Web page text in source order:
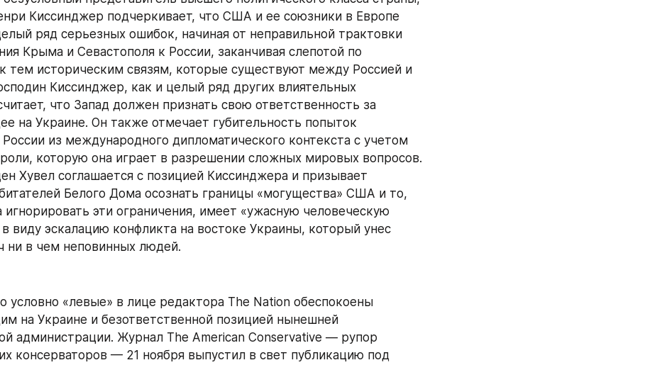
Киссинджер подчеркивает, что США и ее союзники в Европе
ряд серьезных ошибок, начиная от неправильной трактовки
Крыма и Севастополя к России, заканчивая слепотой по
тем историческим связям, которые существуют между Россией и
Киссинджер, как и целый ряд других влиятельных
что Запад должен признать свою ответственность за
на Украине. Он также отмечает губительность попыток
из международного дипломатического контекста с учетом
которую она играет в разрешении сложных мировых вопросов.
Хувел соглашается с позицией Киссинджера и призывает
Белого Дома осознать границы «могущества» США и то,
игнорировать эти ограничения, имеет «ужасную человеческую
виду эскалацию конфликта на востоке Украины, который унес
ни в чем неповинных людей.
условно «левые» в лице редактора The Nation обеспокоены
на Украине и безответственной позицией нынешней
администрации. Журнал The American Conservative — рупор
консерваторов — 21 ноября выпустил в свет публикацию под